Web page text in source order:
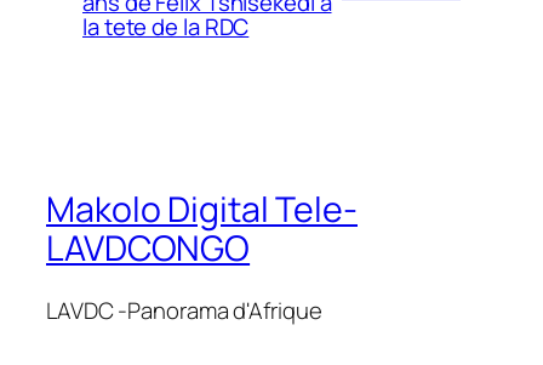
la tete de la RDC
Makolo Digital Tele-
LAVDCONGO
LAVDC -Panorama d'Afrique